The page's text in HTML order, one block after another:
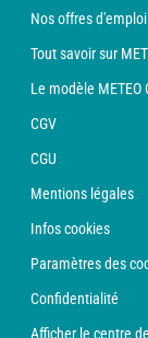
Nos offres d'emploi
Tout savoir sur
Le modèle METEO
CGV
CGU
Mentions légales
Infos cookies
Paramètres des
Confidentialité
Afficher le centre